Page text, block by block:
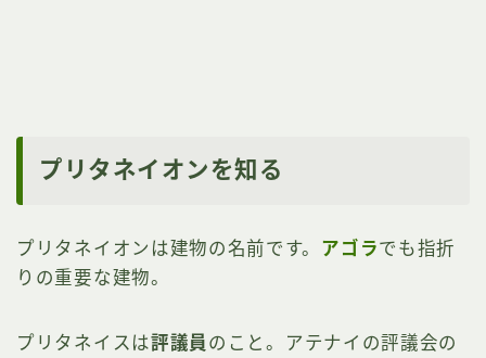
プリタネイオンを知る
プリタネイオンは建物の名前です。 アゴラでも指折
りの重要な建物。
プリタネイスは評議員 のこと。アテナイの評議会の